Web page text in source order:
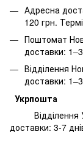
Адресна
120 грн.
Поштомат
доставки:
Відділення
доставки: 1–3
Укрпошта
Відділення
доставки: 3-7